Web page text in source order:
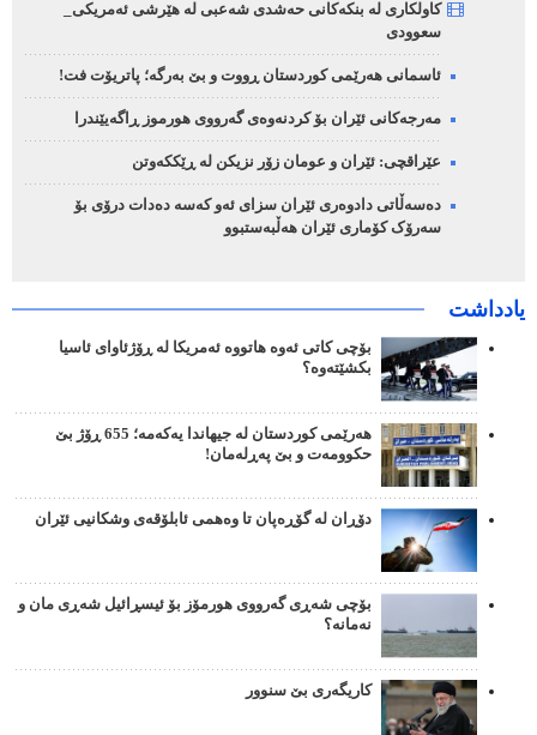
کاولکاری لە بنکەکانی حەشدی شەعبی لە هێرشی ئەمریکی_
سعوودی
ئاسمانی هەرێمی کوردستان ڕووت و بێ بەرگە؛ پاتریۆت فت!
مەرجەکانی ئێران بۆ کردنەوەی گەرووی هورموز ڕاگەیێندرا
عێراقچی: ئێران و عومان زۆر نزیکن لە ڕێککەوتن
دەسەڵاتی دادوەری ئێران سزای ئەو کەسە دەدات درۆی بۆ
سەرۆک کۆماری ئێران هەڵبەستبوو
یادداشت
بۆچی کاتی ئەوە هاتووە ئەمریکا لە ڕۆژئاوای ئاسیا
بکشێتەوە؟
هەرێمی کوردستان لە جیهاندا یەکەمە؛ 655 ڕۆژ بێ
حکوومەت و بێ پەڕلەمان!
دۆڕان لە گۆڕەپان تا وەهمی ئابلۆقەی وشکانیی ئێران
بۆچی شەڕی گەرووی هورمۆز بۆ ئیسڕائیل شەڕی مان و
نەمانە؟
کاریگەری بێ سنوور